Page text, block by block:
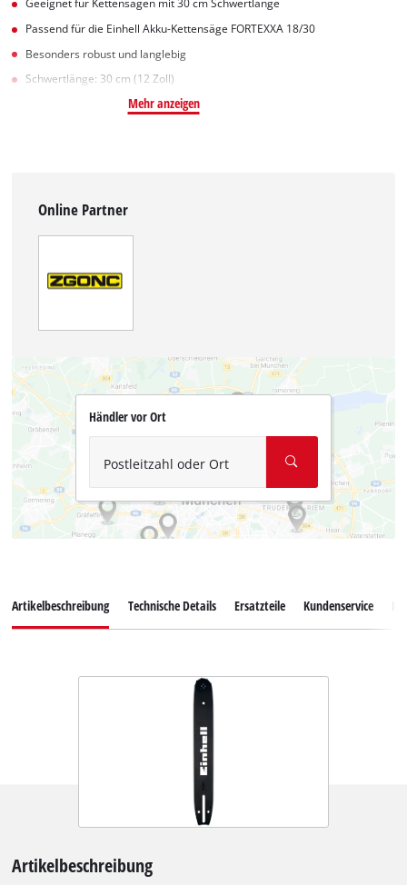
Geeignet für Kettensägen mit 30 cm Schwertlänge
Passend für die Einhell Akku-Kettensäge FORTEXXA 18/30
Besonders robust und langlebig
Schwertlänge: 30 cm (12 Zoll)
Mehr anzeigen
Online Partner
Händler vor Ort
Postleitzahl oder Ort
Artikelbeschreibung Technische Details Ersatzteile Kundenservice
Artikelbeschreibung